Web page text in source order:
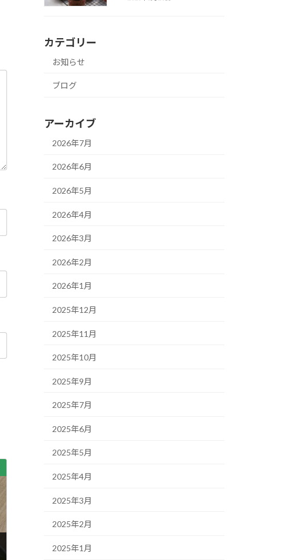
カテゴリー
お知らせ
ブログ
アーカイブ
2026年7月
2026年6月
2026年5月
2026年4月
2026年3月
2026年2月
2026年1月
2025年12月
2025年11月
2025年10月
2025年9月
2025年7月
2025年6月
2025年5月
2025年4月
2025年3月
2025年2月
2025年1月